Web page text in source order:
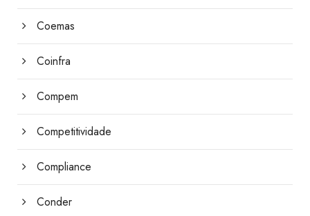
Coemas
Coinfra
Compem
Competitividade
Compliance
Conder